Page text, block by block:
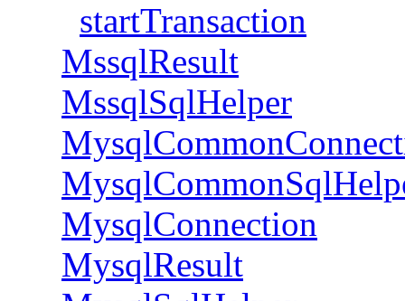
startTransaction
MssqlResult
MssqlSqlHelper
MysqlConnection
MysqlResult